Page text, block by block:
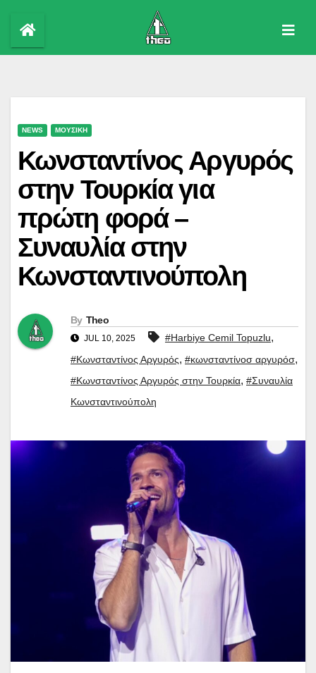
content
NEWS ΜΟΥΣΙΚΗ
Κωνσταντίνος Αργυρός
στην Τουρκία για
πρώτη φορά –
Συναυλία στην
Κωνσταντινούπολη
By Theo
JUL 10, 2025 #Harbiye Cemil Topuzlu,
#Κωνσταντίνος Αργυρός, #κωνσταντίνοσ αργυρόσ,
#Κωνσταντίνος Αργυρός στην Τουρκία, #Συναυλία
Κωνσταντινούπολη